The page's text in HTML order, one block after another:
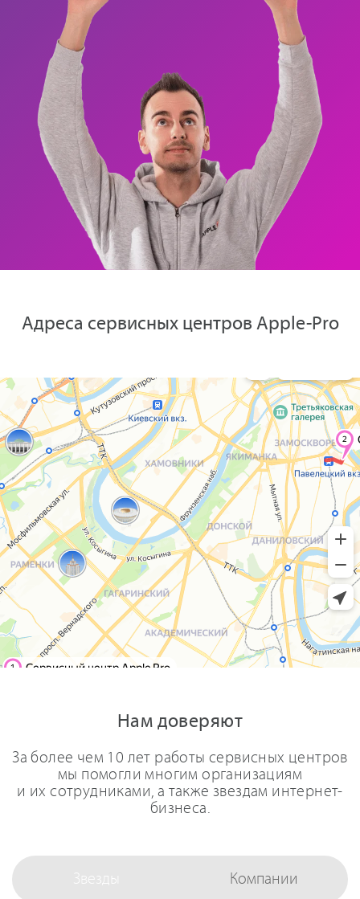
Адреса сервисных центров Apple-Pro
Нам доверяют
За более чем 10 лет работы сервисных центров
мы помогли многим организациям
и их сотрудниками, а также звездам интернет-
бизнеса.
Звезды Компании